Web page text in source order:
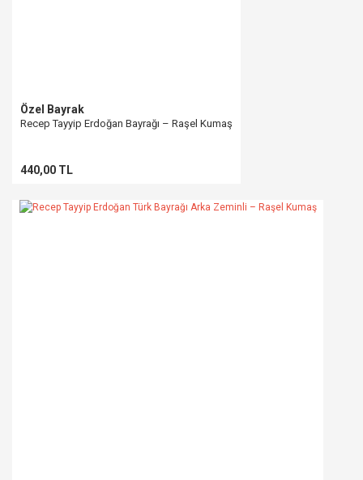
Özel Bayrak
Recep Tayyip Erdoğan Bayrağı – Raşel Kumaş
440,00 TL